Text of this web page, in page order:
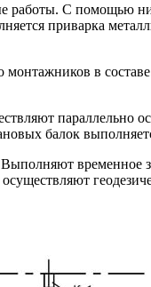
С помощью
приварка
в
параллельно
балок
временное